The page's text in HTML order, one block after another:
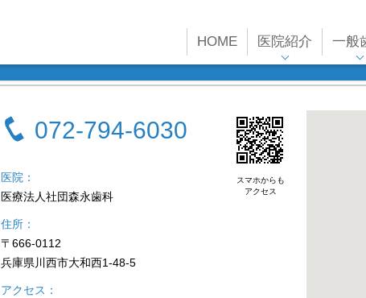
HOME 医院紹介 一般
072-794-6030
スマホからも
アクセス
医院
医療法人社団森永歯科
住所
〒666-0112
兵庫県川西市大和西1-48-5
アクセス